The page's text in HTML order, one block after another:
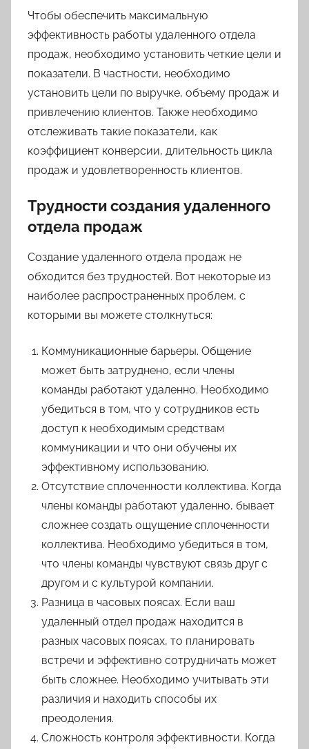
Чтобы обеспечить максимальную
эффективность работы удаленного отдела
продаж, необходимо установить четкие цели и
показатели. В частности, необходимо
установить цели по выручке, объему продаж и
привлечению клиентов. Также необходимо
отслеживать такие показатели, как
коэффициент конверсии, длительность цикла
продаж и удовлетворенность клиентов.
Трудности создания удаленного
отдела продаж
Создание удаленного отдела продаж не
обходится без трудностей. Вот некоторые из
наиболее распространенных проблем, с
которыми вы можете столкнуться:
Коммуникационные барьеры. Общение
может быть затруднено, если члены
команды работают удаленно. Необходимо
убедиться в том, что у сотрудников есть
доступ к необходимым средствам
коммуникации и что они обучены их
эффективному использованию.
Отсутствие сплоченности коллектива. Когда
члены команды работают удаленно, бывает
сложнее создать ощущение сплоченности
коллектива. Необходимо убедиться в том,
что члены команды чувствуют связь друг с
другом и с культурой компании.
Разница в часовых поясах. Если ваш
удаленный отдел продаж находится в
разных часовых поясах, то планировать
встречи и эффективно сотрудничать может
быть сложнее. Необходимо учитывать эти
различия и находить способы их
преодоления.
Сложность контроля эффективности. Когда